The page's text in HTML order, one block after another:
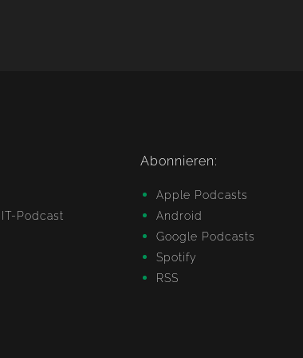
Abonnieren:
Apple Podcasts
Android
Google Podcasts
Spotify
RSS